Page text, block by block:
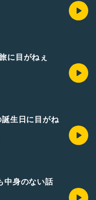
目がねぇ
生日に目がね
身のない話